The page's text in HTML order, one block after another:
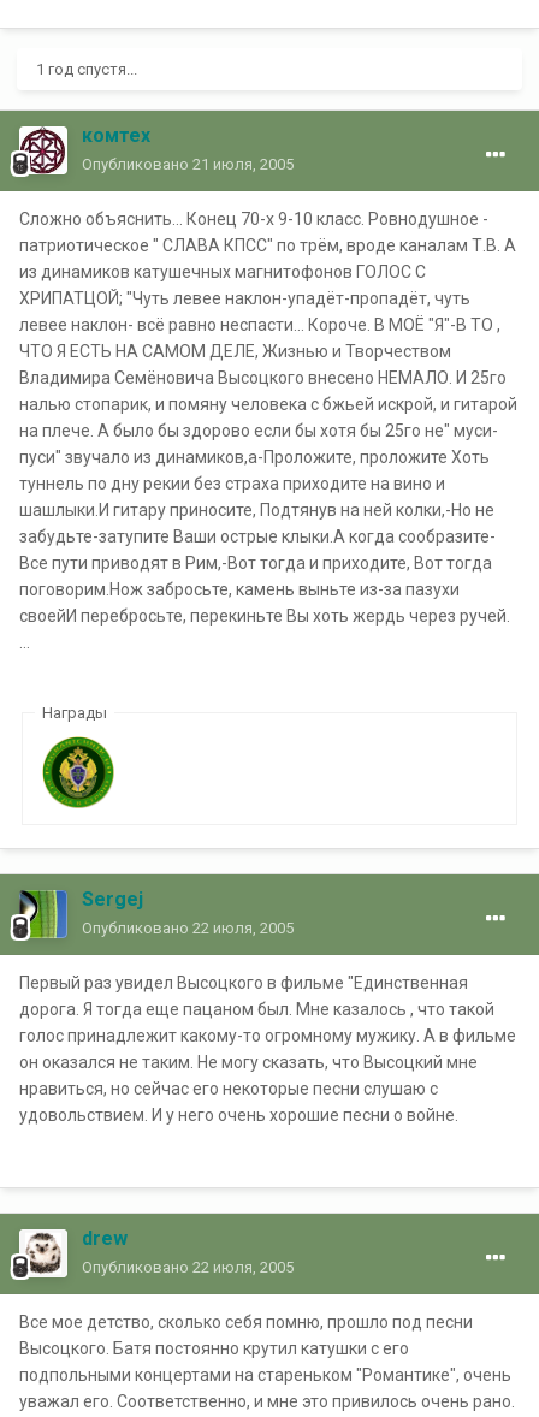
1 год спустя...
комтех
Опубликовано 21 июля, 2005
Сложно объяснить... Конец 70-х 9-10 класс. Ровнодушное -
патриотическое " СЛАВА КПСС" по трём, вроде каналам Т.В. А
из динамиков катушечных магнитофонов ГОЛОС С
ХРИПАТЦОЙ; "Чуть левее наклон-упадёт-пропадёт, чуть
левее наклон- всё равно неспасти... Короче. В МОЁ "Я"-В ТО ,
ЧТО Я ЕСТЬ НА САМОМ ДЕЛЕ, Жизнью и Творчеством
Владимира Семёновича Высоцкого внесено НЕМАЛО. И 25го
налью стопарик, и помяну человека с бжьей искрой, и гитарой
на плече. А было бы здорово если бы хотя бы 25го не" муси-
пуси" звучало из динамиков,а-Проложите, проложите Хоть
туннель по дну рекии без страха приходите на вино и
шашлыки.И гитару приносите, Подтянув на ней колки,-Но не
забудьте-затупите Ваши острые клыки.А когда сообразите-
Все пути приводят в Рим,-Вот тогда и приходите, Вот тогда
поговорим.Нож забросьте, камень выньте из-за пазухи
своейИ перебросьте, перекиньте Вы хоть жердь через ручей.
...
Награды
Sergej
Опубликовано 22 июля, 2005
Первый раз увидел Высоцкого в фильме "Единственная
дорога. Я тогда еще пацаном был. Мне казалось , что такой
голос принадлежит какому-то огромному мужику. А в фильме
он оказался не таким. Не могу сказать, что Высоцкий мне
нравиться, но сейчас его некоторые песни слушаю с
удовольствием. И у него очень хорошие песни о войне.
drew
Опубликовано 22 июля, 2005
Все мое детство, сколько себя помню, прошло под песни
Высоцкого. Батя постоянно крутил катушки с его
подпольными концертами на стареньком "Романтике", очень
уважал его. Соответственно, и мне это привилось очень рано.